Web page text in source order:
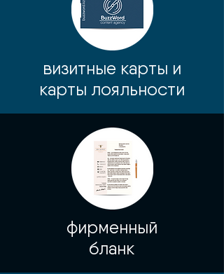
визитные карты и
карты лояльности
фирменный
бланк